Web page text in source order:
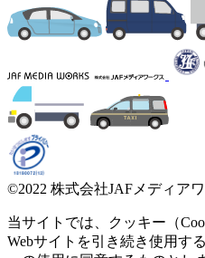
©2022 株式会社JAFメディア
当サイトでは、クッキー（
Webサイトを引き続き使用す